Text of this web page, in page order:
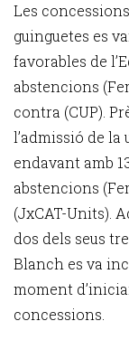
Les
guinguetes es
favorables de
abstencions
contra (CUP).
l’admissió de la
endavant amb
abstencions
(JxCAT-Units).
dos dels seus
Blanch es va
moment
concessions.